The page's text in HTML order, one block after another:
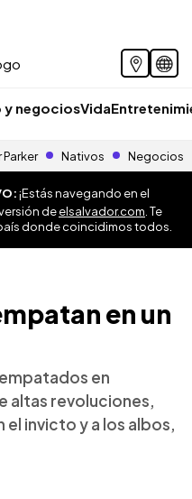
y negociosVida
Parker Nativos Negocios
¡Estás navegando en el
deelsalvador.com . Te
donde coincidimos todos.
en un
en
altas revoluciones,
el invicto y a los albos,